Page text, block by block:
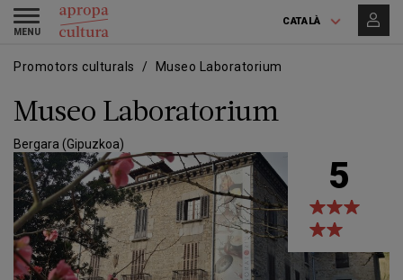
Vés
contingut
Skip
main
CATALÀ
Toggle
navigation
Promotors culturals Museo Laboratorium
Museo Laboratorium
Bergara (Gipuzkoa)
5